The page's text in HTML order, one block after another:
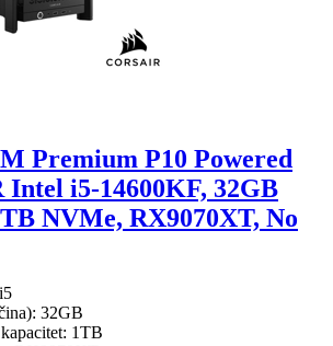
Premium P10 Powered
Intel i5-14600KF, 32GB
NVMe, RX9070XT, No
32GB
1TB